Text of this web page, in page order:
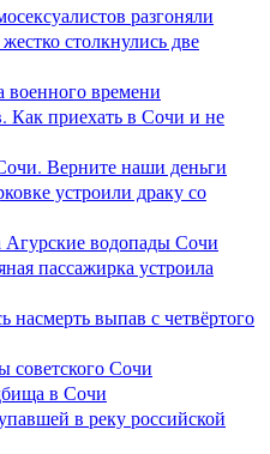
разгоняли
столкнулись две
времени
Как приехать в Сочи и не
Верните наши деньги
устроили драку со
водопады Сочи
пассажирка устроила
насмерть выпав с четвёртого
Сочи
в Сочи
в реку российской